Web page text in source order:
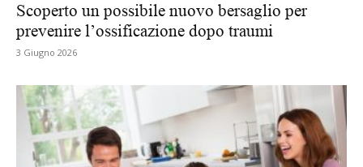
Scoperto un possibile nuovo bersaglio per
prevenire l’ossificazione dopo traumi
3 Giugno 2026